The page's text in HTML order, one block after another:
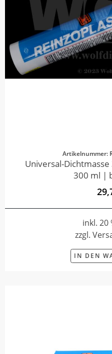
Artikelnummer:
Universal-
300 ml |
inkl. 20
zzgl.
IN DEN